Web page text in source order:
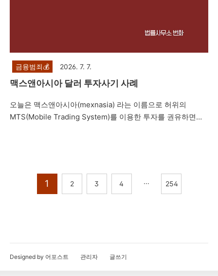
금융범죄💰 2026. 7. 7.
맥스앤아시아 달러 투자사기 사례
오늘은 맥스앤아시아(mexnasia) 라는 이름으로 허위의
MTS(Mobile Trading System)를 이용한 투자를 권유하면서
례를 설명드리려고 합니다. 제347조(사기) ①사람을 기망하
여 재물의 교부를 받거나 재산상의 이익을 취득한 자는 10년
1 2 3 4 ··· 254
Designed by 어포스트 관리자 글쓰기